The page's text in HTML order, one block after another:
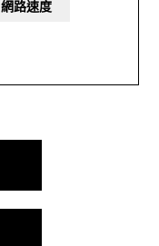
網路速度